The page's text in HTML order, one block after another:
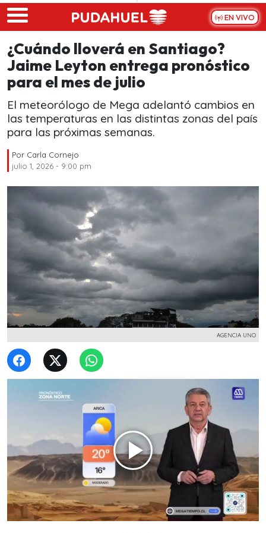
Skip to main content
EN VIVO
¿Cuándo lloverá en Santiago?
Jaime Leyton entrega pronóstico
para el mes de julio
El meteorólogo de Mega adelantó cambios en
las temperaturas en las distintas zonas del país
para las próximas semanas.
Por Carla Cornejo
julio 1, 2026 - 9:00 pm
AGENCIA UNO